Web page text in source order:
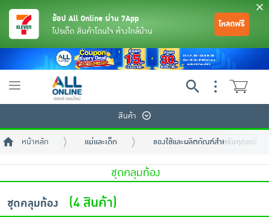
ช้อป All Online ผ่าน 7App
โปรเด็ด สินค้าโดนใจ ห้างใกล้บ้าน
โหลดฟรี
Toggle
สินค้า
หน้าหลัก แม่และเด็ก ของใช้และผลิตภัณฑ์สำหรับคุณแม่
ชุดคลุมท้อง
ชุดคลุมท้อง
(4 สินค้า)